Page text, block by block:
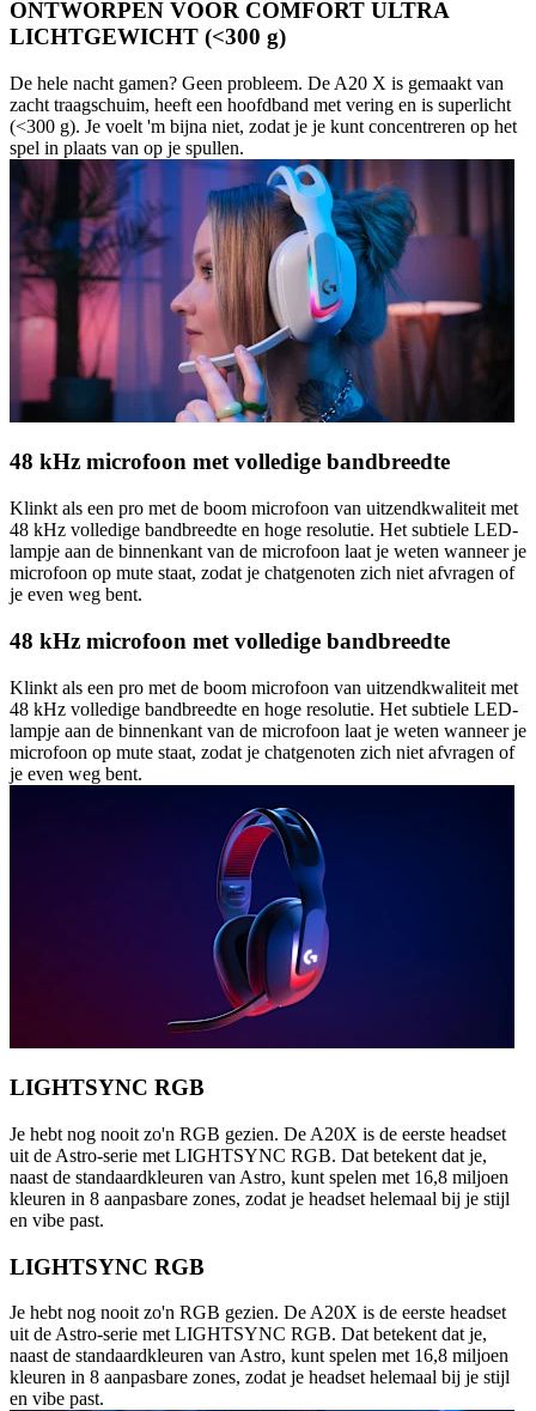
ONTWORPEN VOOR COMFORT ULTRA
LICHTGEWICHT (<300 g)
De hele nacht gamen? Geen probleem. De A20 X is gemaakt van
zacht traagschuim, heeft een hoofdband met vering en is superlicht
(<300 g). Je voelt 'm bijna niet, zodat je je kunt concentreren op het
spel in plaats van op je spullen.
48 kHz microfoon met volledige bandbreedte
Klinkt als een pro met de boom microfoon van uitzendkwaliteit met
48 kHz volledige bandbreedte en hoge resolutie. Het subtiele LED-
lampje aan de binnenkant van de microfoon laat je weten wanneer je
microfoon op mute staat, zodat je chatgenoten zich niet afvragen of
je even weg bent.
48 kHz microfoon met volledige bandbreedte
Klinkt als een pro met de boom microfoon van uitzendkwaliteit met
48 kHz volledige bandbreedte en hoge resolutie. Het subtiele LED-
lampje aan de binnenkant van de microfoon laat je weten wanneer je
microfoon op mute staat, zodat je chatgenoten zich niet afvragen of
je even weg bent.
LIGHTSYNC RGB
Je hebt nog nooit zo'n RGB gezien. De A20X is de eerste headset
uit de Astro-serie met LIGHTSYNC RGB. Dat betekent dat je,
naast de standaardkleuren van Astro, kunt spelen met 16,8 miljoen
kleuren in 8 aanpasbare zones, zodat je headset helemaal bij je stijl
en vibe past.
LIGHTSYNC RGB
Je hebt nog nooit zo'n RGB gezien. De A20X is de eerste headset
uit de Astro-serie met LIGHTSYNC RGB. Dat betekent dat je,
naast de standaardkleuren van Astro, kunt spelen met 16,8 miljoen
kleuren in 8 aanpasbare zones, zodat je headset helemaal bij je stijl
en vibe past.